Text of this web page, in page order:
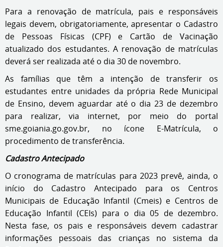
Para a renovação de matrícula, pais e responsáveis
legais devem, obrigatoriamente, apresentar o Cadastro
de Pessoas Físicas (CPF) e Cartão de Vacinação
atualizado dos estudantes. A renovação de matrículas
deverá ser realizada até o dia 30 de novembro.
As famílias que têm a intenção de transferir os
estudantes entre unidades da própria Rede Municipal
de Ensino, devem aguardar até o dia 23 de dezembro
para realizar, via internet, por meio do portal
sme.goiania.go.gov.br, no ícone E-Matrícula, o
procedimento de transferência.
Cadastro Antecipado
O cronograma de matrículas para 2023 prevê, ainda, o
início do Cadastro Antecipado para os Centros
Municipais de Educação Infantil (Cmeis) e Centros de
Educação Infantil (CEIs) para o dia 05 de dezembro.
Nesta fase, os pais e responsáveis devem cadastrar
informações pessoais das crianças no sistema da